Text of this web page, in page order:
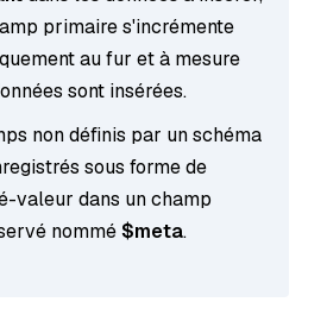
primaire s'incrémente
au fur et à mesure
sont insérées.
non définis par un schéma
sous forme de
valeur dans un champ
nommé$meta.